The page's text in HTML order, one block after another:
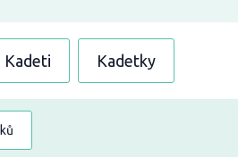
Kadeti Kadetky